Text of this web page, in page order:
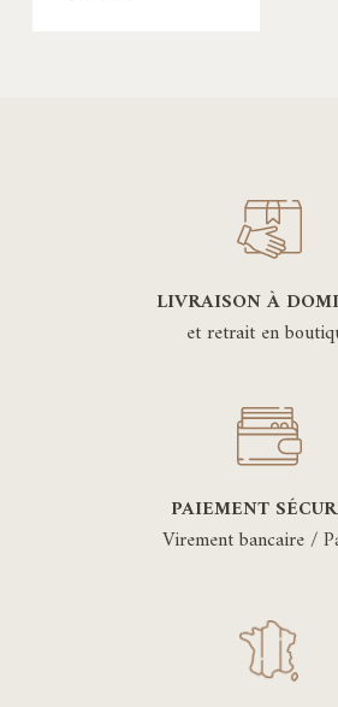
LIVRAISON À
et retrait en
PAIEMENT
Virement bancaire /